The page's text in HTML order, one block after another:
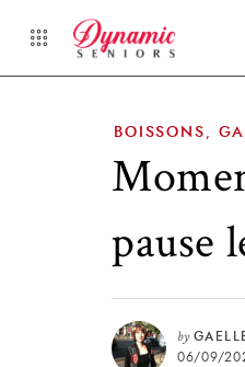
BOISSONS
pause
by
06/09/